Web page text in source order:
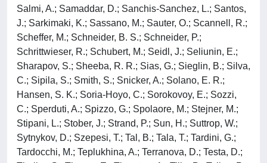
Salmi, A.; Samaddar, D.; Sanchis-Sanchez, L.; Santos,
J.; Sarkimaki, K.; Sassano, M.; Sauter, O.; Scannell, R.;
Scheffer, M.; Schneider, B. S.; Schneider, P.;
Schrittwieser, R.; Schubert, M.; Seidl, J.; Seliunin, E.;
Sharapov, S.; Sheeba, R. R.; Sias, G.; Sieglin, B.; Silva,
C.; Sipila, S.; Smith, S.; Snicker, A.; Solano, E. R.;
Hansen, S. K.; Soria-Hoyo, C.; Sorokovoy, E.; Sozzi,
C.; Sperduti, A.; Spizzo, G.; Spolaore, M.; Stejner, M.;
Stipani, L.; Stober, J.; Strand, P.; Sun, H.; Suttrop, W.;
Sytnykov, D.; Szepesi, T.; Tal, B.; Tala, T.; Tardini, G.;
Tardocchi, M.; Teplukhina, A.; Terranova, D.; Testa, D.;